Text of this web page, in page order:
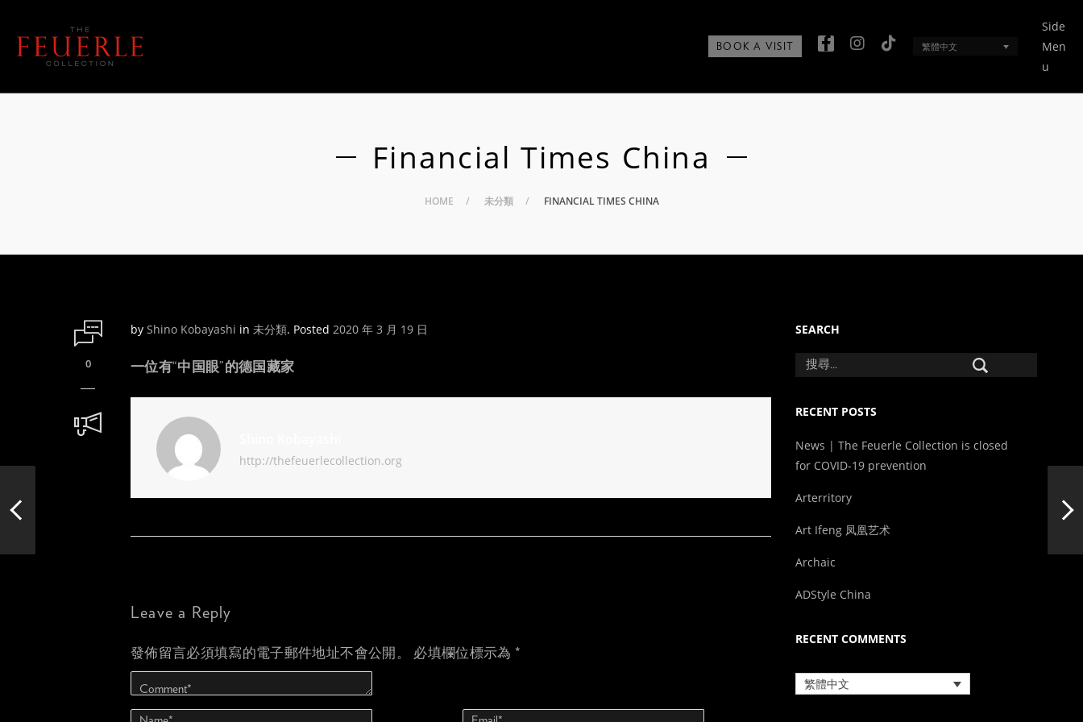
BOOK A VISIT 繁體中文
Side
Men
u
Financial Times China
HOME 未分類 FINANCIAL TIMES CHINA
0
by Shino Kobayashi in 未分類. Posted 2020 年 3 月 19 日
一位有“中国眼”的德国藏家
http://thefeuerlecollection.org
Leave a Reply
發佈留言必須填寫的電子郵件地址不會公開。 必填欄位標示為 *
SEARCH
RECENT POSTS
News | The Feuerle Collection is closed
for COVID-19 prevention
Arterritory
Art Ifeng 凤凰艺术
Archaic
ADStyle China
RECENT COMMENTS
繁體中文